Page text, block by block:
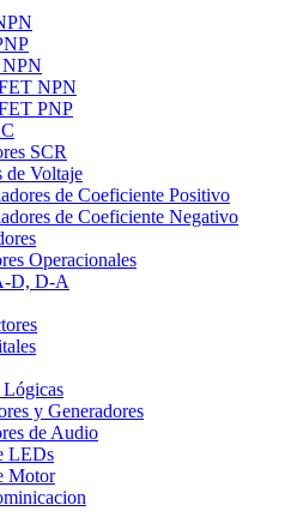
NPN
PNP
SCR
de Voltaje
de Coeficiente Positivo
de Coeficiente Negativo
Operacionales
D, D-A
Lógicas
y Generadores
de Audio
LEDs
Motor